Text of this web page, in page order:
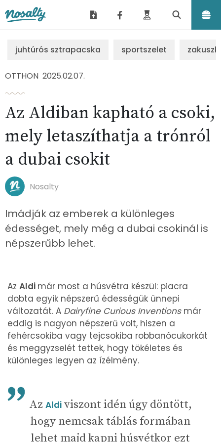
juhtúrós sztrapacska sportszelet
OTTHON 2025.02.07.
Az Aldiban kapható a csoki,
mely letaszíthatja a trónról
a dubai csokit
Nosalty
Imádják az emberek a különleges
édességet, mely még a dubai csokinál is
népszerűbb lehet.
Az Aldi már most a húsvétra készül: piacra
dobta egyik népszerű édességük ünnepi
változatát. A Dairyfine Curious Inventionsmár
eddig is nagyon népszerű volt, hiszen a
fehércsokiba vagy tejcsokiba robbanócukorkát
és meggyzselét tettek, hogy tökéletes és
különleges legyen az ízélmény.
Az Aldi viszont idén úgy döntött,
hogy nemcsak táblás formában
lehet majd kapni húsvétkor ezt